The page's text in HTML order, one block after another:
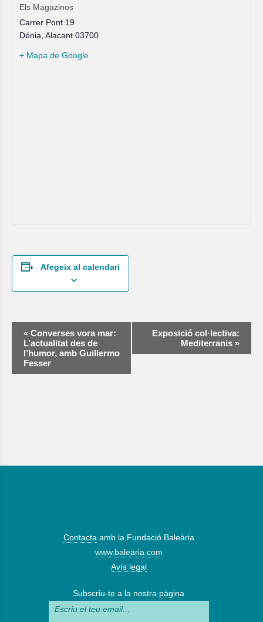
Els Magazinos
Carrer Pont 19
Dénia Alacant 03700
+ Mapa de Google
Afegeix al calendari
d'Esdeveniment
« Converses vora mar:
L’actualitat des de
l’humor, amb Guillermo
Fesser
Exposició col·lectiva:
Mediterranis »
Contacta amb la Fundació Baleària
www.balearia.com
Avís legal
Subscriu-te a la nostra pàgina